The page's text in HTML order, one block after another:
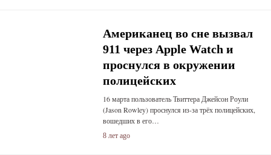
Американец во сне вызвал
911 через Apple Watch и
проснулся в окружении
полицейских
16 марта пользователь Твиттера Джейсон Роули
(Jason Rowley) проснулся из-за трёх полицейских,
вошедших в его…
8 лет ago